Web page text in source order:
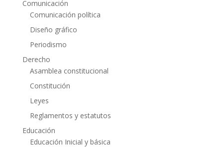
Comunicación
Comunicación política
Diseño gráfico
Periodismo
Derecho
Asamblea constitucional
Constitución
Leyes
Reglamentos y estatutos
Educación
Educación Inicial y básica